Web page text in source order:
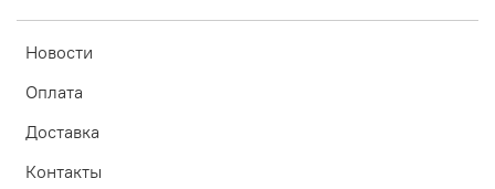
Новости
Оплата
Доставка
Контакты